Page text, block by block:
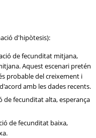
d'hipòtesis):
de fecunditat mitjana,
Aquest escenari pretén
probable del creixement i
amb les dades recents.
de fecunditat alta, esperança
de fecunditat baixa,